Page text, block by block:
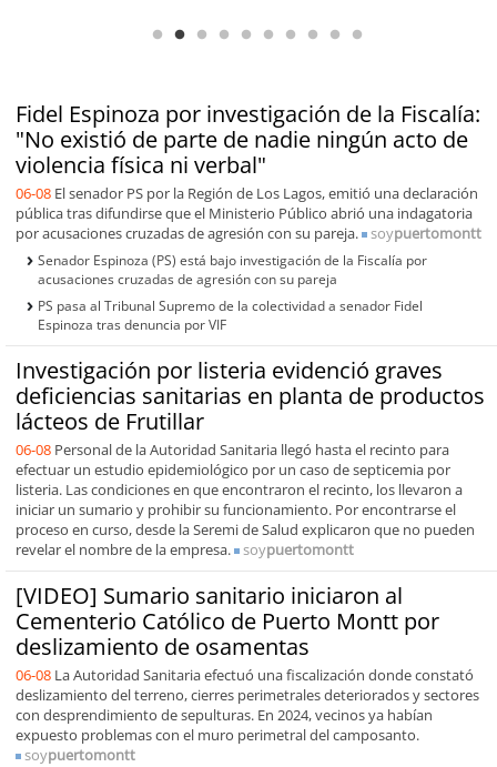
Fidel Espinoza por investigación de la Fiscalía:
"No existió de parte de nadie ningún acto de
violencia física ni verbal"
06-08 El senador PS por la Región de Los Lagos, emitió una declaración
pública tras difundirse que el Ministerio Público abrió una indagatoria
por acusaciones cruzadas de agresión con su pareja.
soypuertomontt
Senador Espinoza (PS) está bajo investigación de la Fiscalía por
acusaciones cruzadas de agresión con su pareja
PS pasa al Tribunal Supremo de la colectividad a senador Fidel
Espinoza tras denuncia por VIF
Investigación por listeria evidenció graves
deficiencias sanitarias en planta de productos
lácteos de Frutillar
06-08 Personal de la Autoridad Sanitaria llegó hasta el recinto para
efectuar un estudio epidemiológico por un caso de septicemia por
listeria. Las condiciones en que encontraron el recinto, los llevaron a
iniciar un sumario y prohibir su funcionamiento. Por encontrarse el
proceso en curso, desde la Seremi de Salud explicaron que no pueden
revelar el nombre de la empresa.
soypuertomontt
[VIDEO] Sumario sanitario iniciaron al
Cementerio Católico de Puerto Montt por
deslizamiento de osamentas
06-08 La Autoridad Sanitaria efectuó una fiscalización donde constató
deslizamiento del terreno, cierres perimetrales deteriorados y sectores
con desprendimiento de sepulturas. En 2024, vecinos ya habían
expuesto problemas con el muro perimetral del camposanto.
soypuertomontt